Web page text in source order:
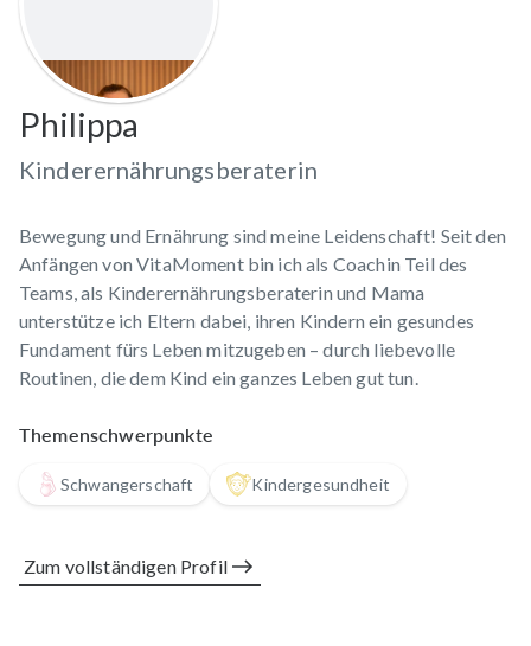
Philippa
Kinderernährungsberaterin
Bewegung und Ernährung sind meine Leidenschaft! Seit den
Anfängen von VitaMoment bin ich als Coachin Teil des
Teams, als Kinderernährungsberaterin und Mama
unterstütze ich Eltern dabei, ihren Kindern ein gesundes
Fundament fürs Leben mitzugeben – durch liebevolle
Routinen, die dem Kind ein ganzes Leben gut tun.
Themenschwerpunkte
Schwangerschaft Kindergesundheit
Zum vollständigen Profil